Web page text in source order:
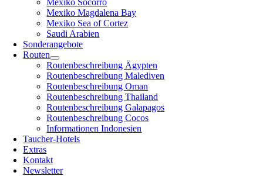
Mexiko Socorro
Mexiko Magdalena Bay
Mexiko Sea of Cortez
Saudi Arabien
Sonderangebote
Routen
Routenbeschreibung Ägypten
Routenbeschreibung Malediven
Routenbeschreibung Oman
Routenbeschreibung Thailand
Routenbeschreibung Galapagos
Routenbeschreibung Cocos
Informationen Indonesien
Taucher-Hotels
Extras
Kontakt
Newsletter